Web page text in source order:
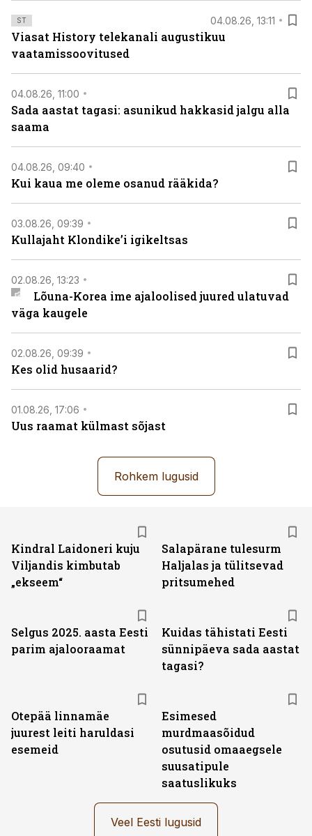
ST 04.08.26, 13:11
Viasat History telekanali augustikuu
vaatamissoovitused
04.08.26, 11:00
Sada aastat tagasi: asunikud hakkasid jalgu alla
saama
04.08.26, 09:40
Kui kaua me oleme osanud rääkida?
03.08.26, 09:39
Kullajaht Klondike’i igikeltsas
02.08.26, 13:23
Lõuna-Korea ime ajaloolised juured ulatuvad
väga kaugele
02.08.26, 09:39
Kes olid husaarid?
01.08.26, 17:06
Uus raamat külmast sõjast
Rohkem lugusid
Kindral Laidoneri kuju
Viljandis kimbutab
„ekseem“
Salapärane tulesurm
Haljalas ja tülitsevad
pritsumehed
Selgus 2025. aasta Eesti
parim ajalooraamat
Kuidas tähistati Eesti
sünnipäeva sada aastat
tagasi?
Otepää linnamäe
juurest leiti haruldasi
esemeid
Esimesed
murdmaasõidud
osutusid omaaegsele
suusatipule
saatuslikuks
Veel Eesti lugusid